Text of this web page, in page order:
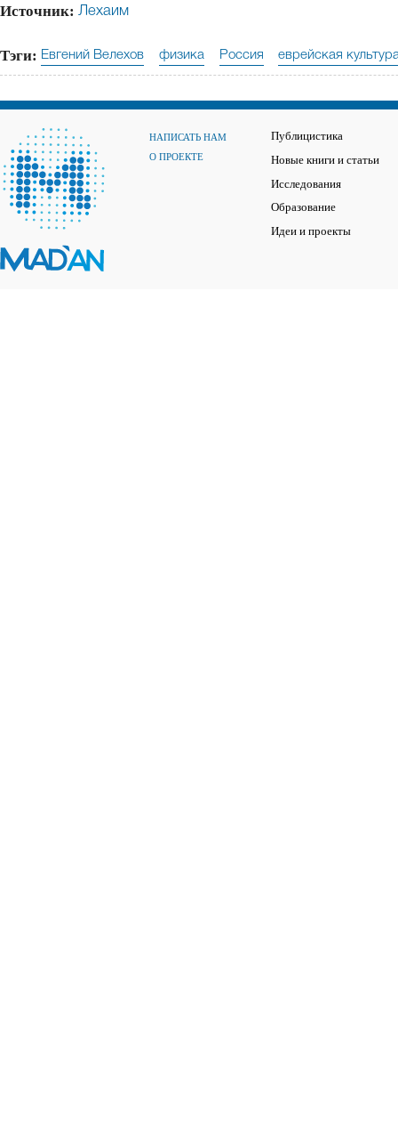
Источник: Лехаим
Тэги: Евгений Велехов физика Россия еврейская
НАПИСАТЬ НАМ
О ПРОЕКТЕ
Публицистика
Новые книги и статьи
Исследования
Образование
Идеи и проекты